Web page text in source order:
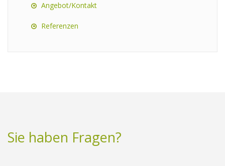
Angebot/Kontakt
Referenzen
Sie haben Fragen?